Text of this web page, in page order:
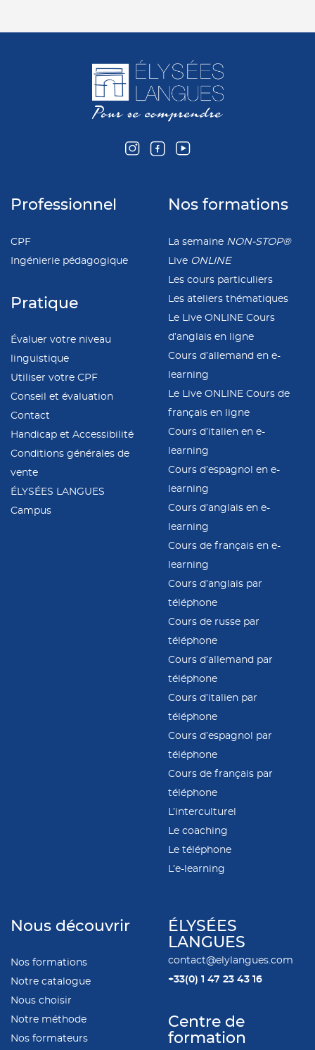
Professionnel
CPF
Ingénierie pédagogique
Pratique
Évaluer votre niveau
linguistique
Utiliser votre CPF
Conseil et évaluation
Contact
Handicap et Accessibilité
Conditions générales de
vente
ÉLYSÉES LANGUES
Campus
Nos formations
La semaine NON-STOP®
Live ONLINE
Les cours particuliers
Les ateliers thématiques
Le Live ONLINE Cours
d’anglais en ligne
Cours d’allemand en e-
learning
Le Live ONLINE Cours de
français en ligne
Cours d’italien en e-
learning
Cours d’espagnol en e-
learning
Cours d’anglais en e-
learning
Cours de français en e-
learning
Cours d’anglais par
téléphone
Cours de russe par
téléphone
Cours d’allemand par
téléphone
Cours d’italien par
téléphone
Cours d’espagnol par
téléphone
Cours de français par
téléphone
L’interculturel
Le coaching
Le téléphone
L’e-learning
Nous découvrir
Nos formations
Notre catalogue
Nous choisir
Notre méthode
Nos formateurs
ÉLYSÉES
LANGUES
contact@elylangues.com
+33(0) 1 47 23 43 16
Centre de
formation